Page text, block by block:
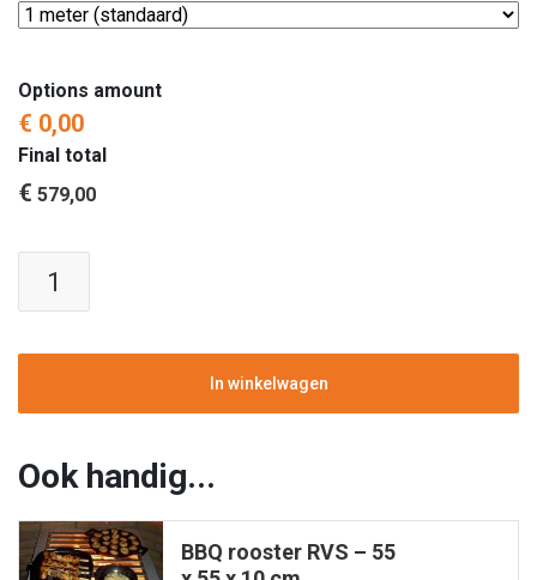
Options amount
€ 0,00
Final total
€ 579,00
|
cm
Quattro-
fire
aantal
In winkelwagen
Ook handig...
BBQ rooster RVS – 55